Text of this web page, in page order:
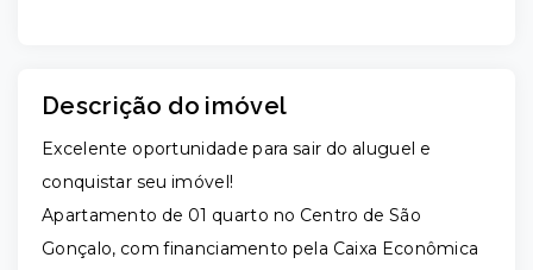
Descrição do imóvel
Excelente oportunidade para sair do aluguel e
conquistar seu imóvel!
Apartamento de 01 quarto no Centro de São
Gonçalo, com financiamento pela Caixa Econômica